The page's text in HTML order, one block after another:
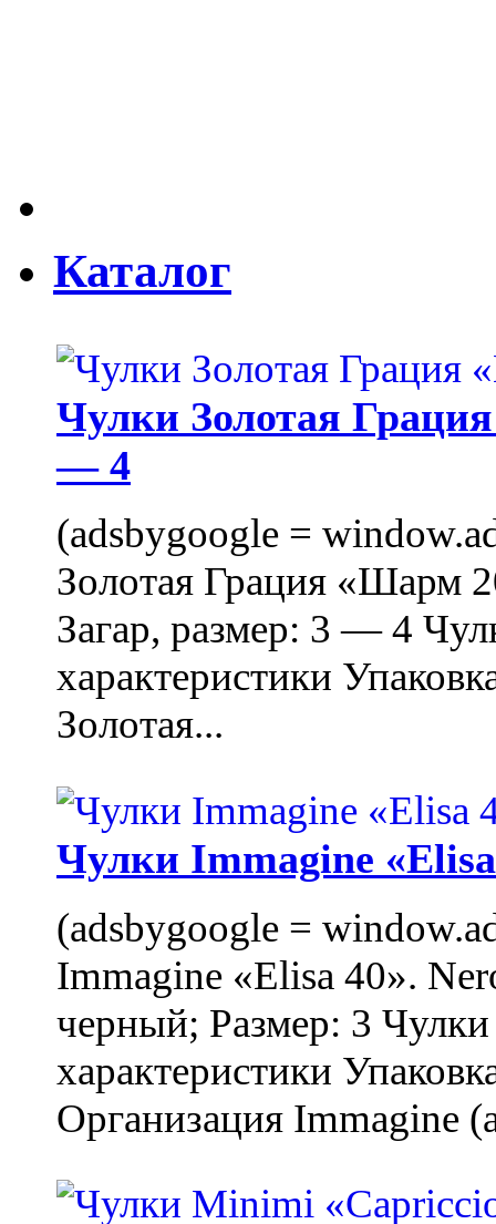
Каталог
Чулки Золотая
— 4
(adsbygoogle =
Золотая Грация «Шарм
Загар, размер: 3 — 4
характеристики
Золотая...
Чулки Immagine
(adsbygoogle =
Immagine «Elisa 40».
черный; Размер: 3
характеристики
Организация Immagine